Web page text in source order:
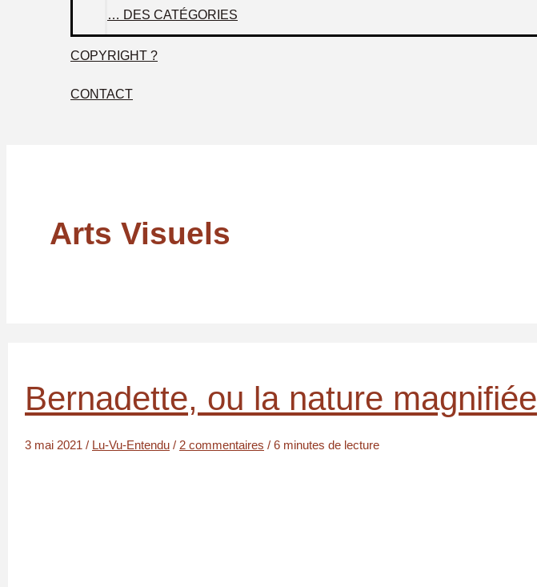
… DES CATÉGORIES
COPYRIGHT ?
CONTACT
Arts Visuels
Bernadette, ou la nature magnifiée
3 mai 2021 / Lu-Vu-Entendu / 2 commentaires / 6 minutes de lecture